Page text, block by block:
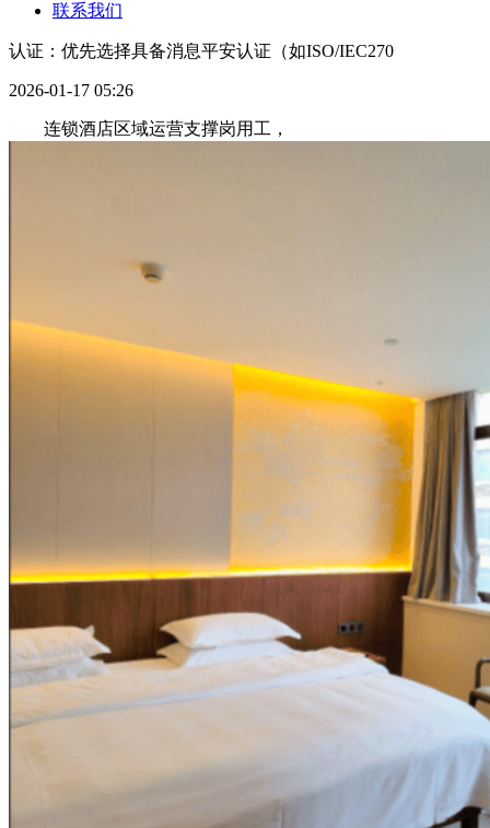
联系我们
认证：优先选择具备消息平安认证（如ISO/IEC270
2026-01-17 05:26
连锁酒店区域运营支撑岗用工，